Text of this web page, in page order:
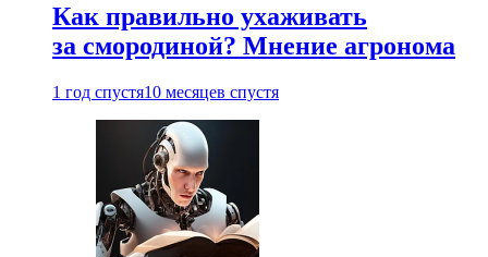
Как правильно ухаживать
за смородиной? Мнение агронома
1 год спустя10 месяцев спустя